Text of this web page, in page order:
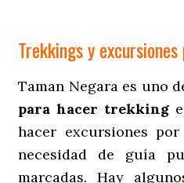
Trekkings y
Taman Negara es uno
para hacer trekking
hacer excursiones
necesidad de guía
marcadas. Hay